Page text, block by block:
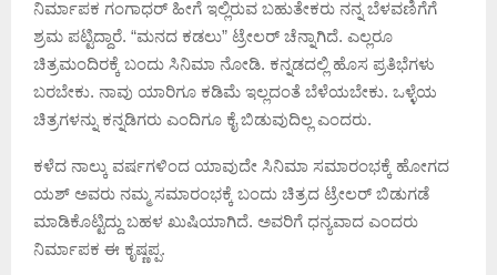
ನಿರ್ಮಾಪಕ ಗಂಗಾಧರ್ ಹೀಗೆ ಇಲ್ಲಿರುವ ಬಹುತೇಕರು ನನ್ನ ಬೆಳವಣಿಗೆಗೆ
ಶ್ರಮ ಪಟ್ಟಿದ್ದಾರೆ. “ಮನದ ಕಡಲು” ಟ್ರೇಲರ್ ಚೆನ್ನಾಗಿದೆ. ಎಲ್ಲರೂ
ಚಿತ್ರಮಂದಿರಕ್ಕೆ ಬಂದು ಸಿನಿಮಾ ನೋಡಿ. ಕನ್ನಡದಲ್ಲಿ ಹೊಸ ಪ್ರತಿಭೆಗಳು
ಬರಬೇಕು. ನಾವು ಯಾರಿಗೂ ಕಡಿಮೆ ಇಲ್ಲದಂತೆ ಬೆಳೆಯಬೇಕು. ಒಳ್ಳೆಯ
ಚಿತ್ರಗಳನ್ನು ಕನ್ನಡಿಗರು ಎಂದಿಗೂ ಕೈ ಬಿಡುವುದಿಲ್ಲ ಎಂದರು.
ಕಳೆದ‌ ನಾಲ್ಕು ವರ್ಷಗಳಿಂದ ಯಾವುದೇ ಸಿನಿಮಾ ಸಮಾರಂಭಕ್ಕೆ ಹೋಗದ
ಯಶ್ ಅವರು ನಮ್ಮ ಸಮಾರಂಭಕ್ಕೆ ಬಂದು ಚಿತ್ರದ ಟ್ರೇಲರ್ ಬಿಡುಗಡೆ
ಮಾಡಿಕೊಟ್ಟಿದ್ದು ಬಹಳ ಖುಷಿಯಾಗಿದೆ. ಅವರಿಗೆ ಧನ್ಯವಾದ ಎಂದರು
ನಿರ್ಮಾಪಕ ಈ ಕೃಷ್ಣಪ್ಪ.